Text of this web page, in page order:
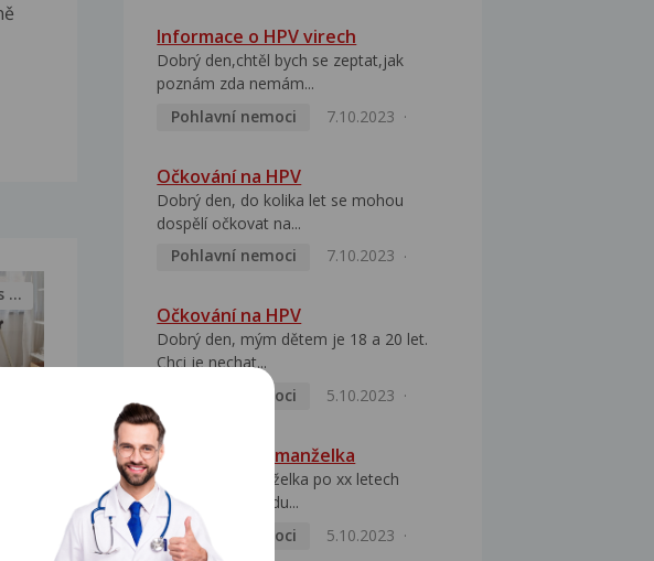
Myasthenia gravis – vše, co...
Informace o HPV virech
Dobrý den,chtěl bych se zeptat,jak
poznám zda nemám...
Pohlavní nemoci
7.10.2023
Očkování na HPV
Dobrý den, do kolika let se mohou
dospělí očkovat na...
Pohlavní nemoci
7.10.2023
Očkování na HPV
Dobrý den, mým dětem je 18 a 20 let.
Chci je nechat...
Pohlavní nemoci
5.10.2023
HPV pozitivní manželka
Dobrý den, manželka po xx letech
přivezla z Východu...
Pohlavní nemoci
5.10.2023